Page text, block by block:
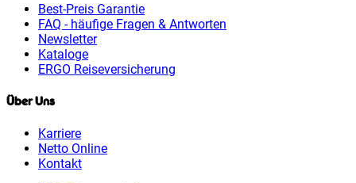
Best-Preis Garantie
FAQ - häufige Fragen & Antworten
Newsletter
Kataloge
ERGO Reiseversicherung
Über Uns
Karriere
Netto Online
Kontakt